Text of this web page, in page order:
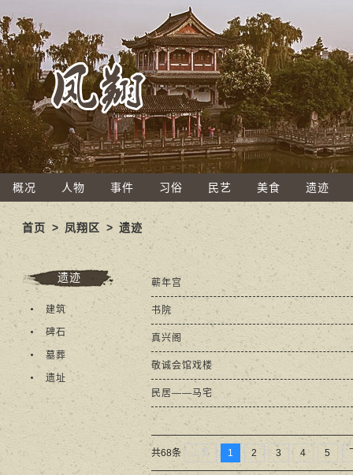
概况 人物 事件 习俗 民艺 美食 遗迹
首页 >凤翔区 > 遗迹
遗迹
建筑
碑石
墓葬
遗址
蕲年宫
书院
真兴阁
敬诚会馆戏楼
民居——马宅
共68条 上页 1 2 3 4 5